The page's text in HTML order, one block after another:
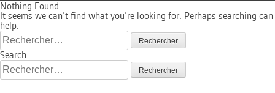
Nothing Found
It seems we can’t find what you’re looking for. Perhaps searching can
help.
Rechercher :
Search
Rechercher :